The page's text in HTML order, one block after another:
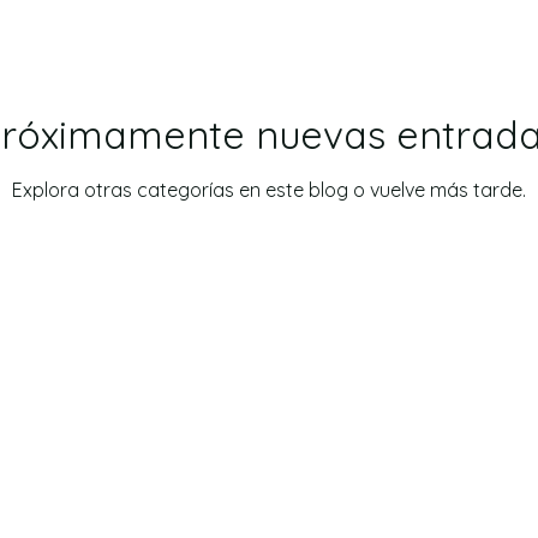
nuevas
Explora otras categorías en este blog o vuelve más tarde.